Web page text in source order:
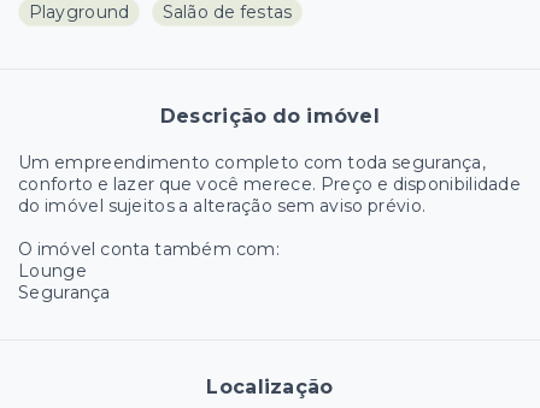
Playground
Salão de festas
Descrição do imóvel
Um empreendimento completo com toda segurança,
conforto e lazer que você merece. Preço e disponibilidade
do imóvel sujeitos a alteração sem aviso prévio.
O imóvel conta também com:
Lounge
Segurança
Localização